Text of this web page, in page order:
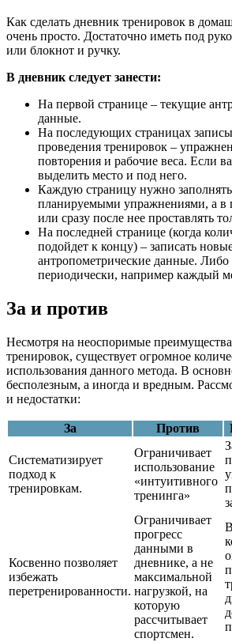
Как сделать дневник тренировок в
очень просто. Достаточно иметь под
или блокнот и ручку.
В дневник следует занести:
На первой странице – текущие
данные.
На последующих страницах
проведения тренировок –
повторения и рабочие веса. Если
выделить место и под него.
Каждую страницу нужно заполнять
планируемыми упражнениями, а в
или сразу после нее проставлять
На последней странице (когда
подойдет к концу) – записать
антропометрические данные. Либо
периодически, например каждый
За и против
Несмотря на неоспоримые
тренировок, существует огромное
использования данного метода. В
бесполезным, а иногда и вредным.
и недостатки:
За Против
Систематизирует
подход к
тренировкам.
Ограничивает
использование
«интуитивного
тренинга»
Косвенно позволяет
избежать
перетренированности.
Ограничивает
прогресс
данными в
дневнике, а не
максимальной
нагрузкой, на
которую
рассчитывает
спортсмен.